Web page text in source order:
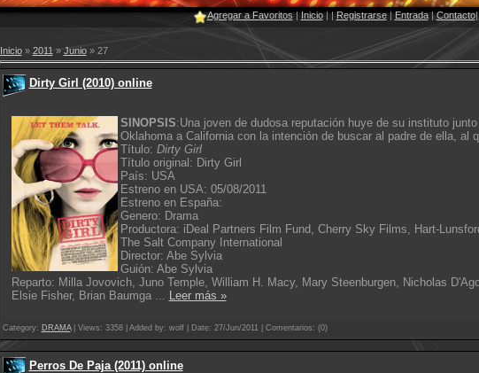
Agregar a Favoritos|Inicio||Registrarse|Entrada|Contacto
Inicio» 2011 » Junio » 27
Dirty Girl (2010) online
SINOPSIS:Una joven de dudosa reputación huye de su instituto
Oklahoma a California con la intención de buscar al padre de ella, al
Título: Dirty Girl
Título original: Dirty Girl
País: USA
Estreno en USA: 05/08/2011
Estreno en España:
Genero: Drama
Productora: iDeal Partners Film Fund, Cherry Sky Films, Hart-
The Salt Company International
Director: Abe Sylvia
Guión: Abe Sylvia
Reparto: Milla Jovovich, Juno Temple, William H. Macy, Mary Steenburgen, Nicholas
Elsie Fisher, Brian Baumga ... Leer más »
Category: DRAMA| Views: 3358 | Added by: wolf | Date: 27/Jun/2011 | Comentarios: (0)
Perros De Paja (2011) online